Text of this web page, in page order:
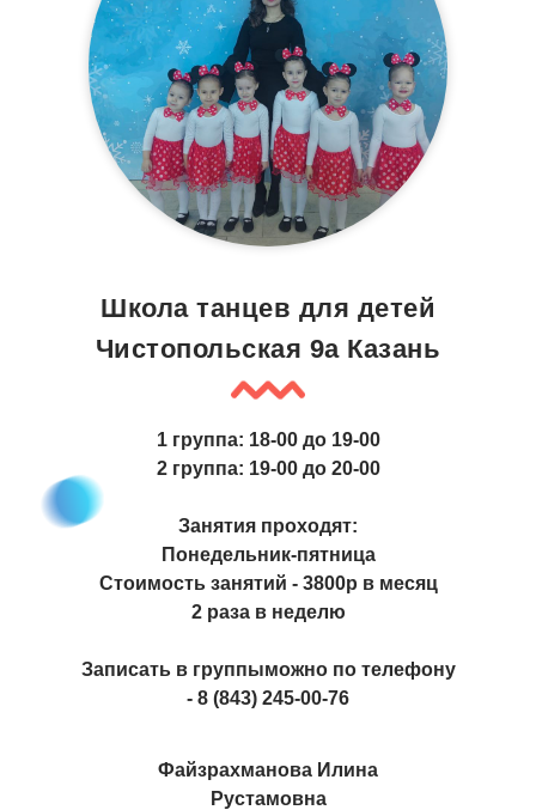
1 группа: 18-00 до 19-00
2 группа: 19-00 до 20-00
Занятия проходят:
Понедельник-пятница
Стоимость занятий - 3800р в месяц
2 раза в неделю
Записать в группыможно по телефону
- 8 (843) 245-00-76
Школа танцев для детей
Чистопольская 9а Казань
Файзрахманова Илина
Рустамовна